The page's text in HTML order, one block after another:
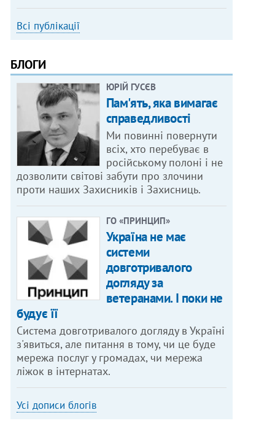
Всі публікації
БЛОГИ
ЮРІЙ ГУСЄВ
Пам'ять, яка вимагає
справедливості
Ми повинні повернути
всіх, хто перебуває в
російському полоні і не
дозволити світові забути про злочини
проти наших Захисників і Захисниць.
ГО «ПРИНЦИП»
Україна не має
системи
довготривалого
догляду за
ветеранами. І поки не
будує її
Система довготривалого догляду в Україні
з'явиться, але питання в тому, чи це буде
мережа послуг у громадах, чи мережа
ліжок в інтернатах.
Усі дописи блогів